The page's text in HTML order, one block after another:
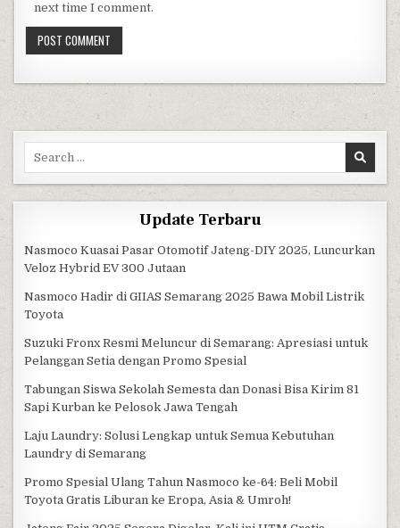
next time I comment.
Search for:
Update Terbaru
Nasmoco Kuasai Pasar Otomotif Jateng-DIY 2025, Luncurkan
Veloz Hybrid EV 300 Jutaan
Nasmoco Hadir di GIIAS Semarang 2025 Bawa Mobil Listrik
Toyota
Suzuki Fronx Resmi Meluncur di Semarang: Apresiasi untuk
Pelanggan Setia dengan Promo Spesial
Tabungan Siswa Sekolah Semesta dan Donasi Bisa Kirim 81
Sapi Kurban ke Pelosok Jawa Tengah
Laju Laundry: Solusi Lengkap untuk Semua Kebutuhan
Laundry di Semarang
Promo Spesial Ulang Tahun Nasmoco ke-64: Beli Mobil
Toyota Gratis Liburan ke Eropa, Asia & Umroh!